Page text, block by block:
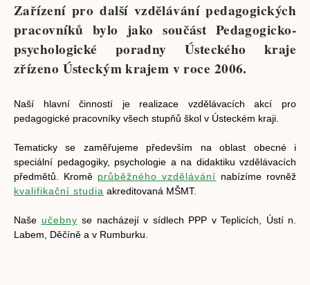
Zařízení pro další vzdělávání pedagogických
pracovníků bylo jako součást Pedagogicko-
psychologické poradny Ústeckého kraje
zřízeno Ústeckým krajem v roce 2006.
Naší hlavní činností je realizace vzdělávacích akcí pro
pedagogické pracovníky všech stupňů škol v Ústeckém kraji.
Tematicky se zaměřujeme především na oblast obecné i
speciální pedagogiky, psychologie a na didaktiku vzdělávacích
předmětů. Kromě průběžného vzdělávání nabízíme rovněž
kvalifikační studia akreditovaná MŠMT.
Naše učebny se nacházejí v sídlech PPP v Teplicích, Ústí n.
Labem, Děčíně a v Rumburku.